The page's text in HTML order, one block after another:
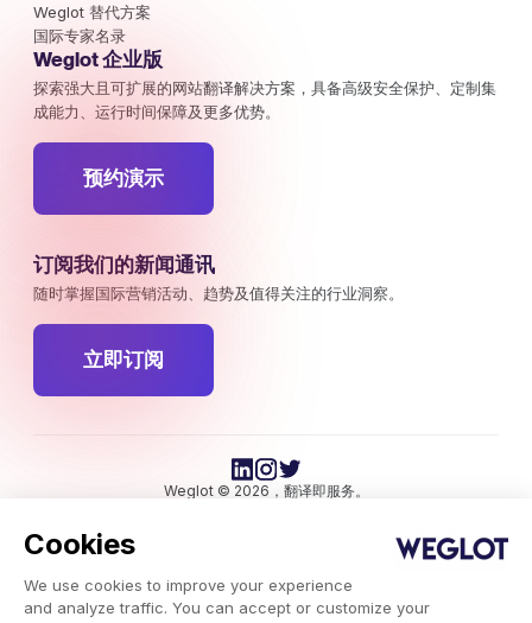
Cookies
We use cookies to improve your experience
and analyze traffic. You can accept or customize your
Weglot 替代方案
国际专家名录
Weglot 企业版
探索强大且可扩展的网站翻译解决方案，具备高级安全保护、定制集
成能力、运行时间保障及更多优势。
预约演示
订阅我们的新闻通讯
随时掌握国际营销活动、趋势及值得关注的行业洞察。
立即订阅
Weglot © 2026，翻译即服务。